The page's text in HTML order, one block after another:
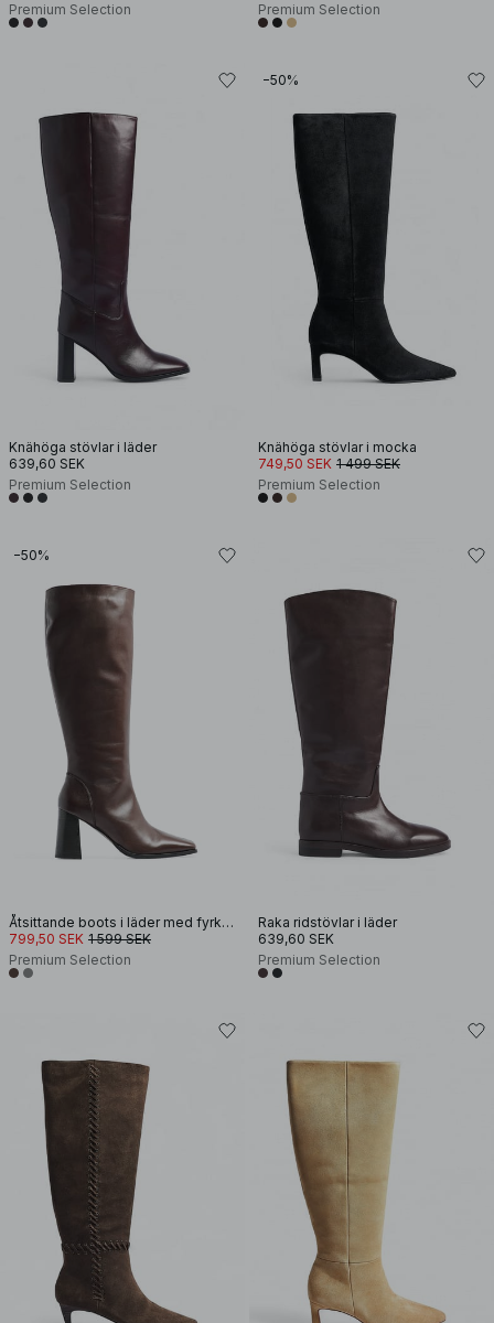
Premium Selection
Premium Selection
Knähöga stövlar i läder
639,60 SEK
Premium Selection
−50%
Knähöga stövlar i mocka
749,50 SEK 1 499 SEK
Premium Selection
−50%
Åtsittande boots i läder med fyrkantig tå
799,50 SEK 1 599 SEK
Premium Selection
Raka ridstövlar i läder
639,60 SEK
Premium Selection